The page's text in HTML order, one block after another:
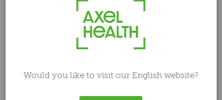
strategista päätöksentekoa
Reaaliaikainen tieto potilasvirrasta helpottaa
päivän organisointia, mutta suurin hyöty
syntyy, kun samaa dataa käytetään myös
Would you like to visit our English website?